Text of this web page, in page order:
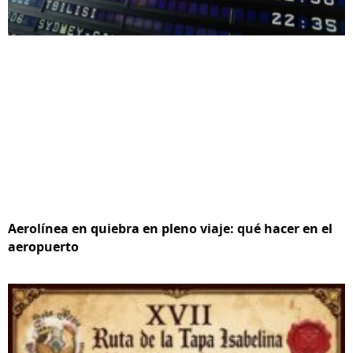
Aerolínea en quiebra en pleno viaje: qué hacer en el
aeropuerto